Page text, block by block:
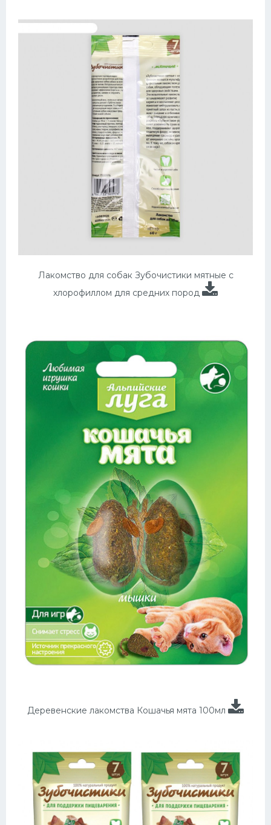
Лакомство для собак Зубочистики мятные с
хлорофиллом для средних пород
Деревенские лакомства Кошачья мята 100мл